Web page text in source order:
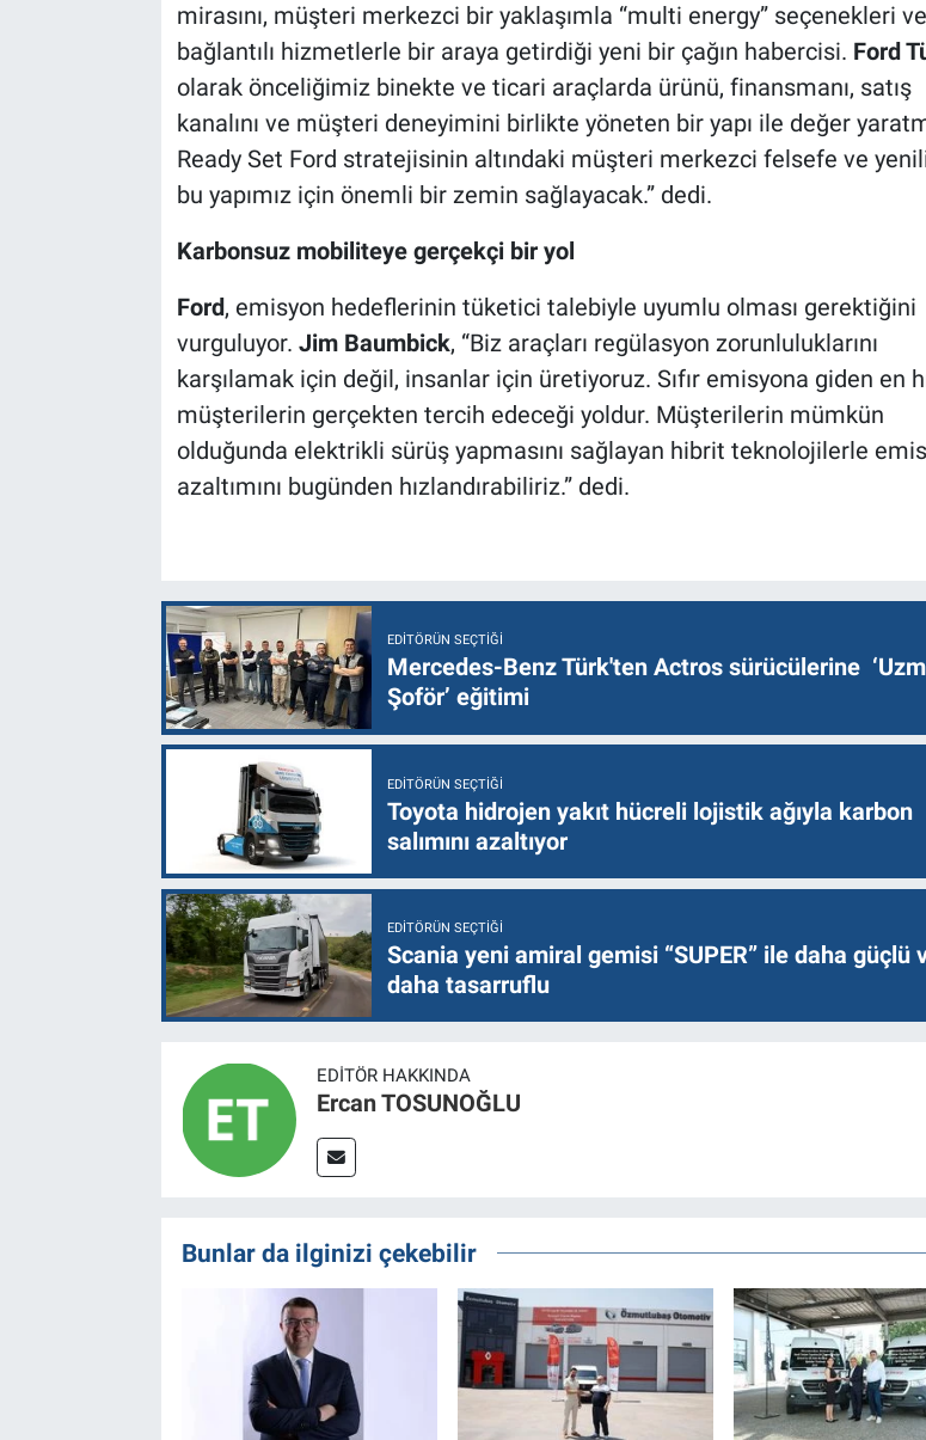
mirasını, müşteri merkezci bir yaklaşımla “multi energy” seçenekleri
bağlantılı hizmetlerle bir araya getirdiği yeni bir çağın habercisi. Ford
olarak önceliğimiz binekte ve ticari araçlarda ürünü, finansmanı, satış
kanalını ve müşteri deneyimini birlikte yöneten bir yapı ile değer
Ready Set Ford stratejisinin altındaki müşteri merkezci felsefe ve
bu yapımız için önemli bir zemin sağlayacak.” dedi.
Karbonsuz mobiliteye gerçekçi bir yol
Ford, emisyon hedeflerinin tüketici talebiyle uyumlu olması gerektiğini
vurguluyor. Jim Baumbick, “Biz araçları regülasyon zorunluluklarını
karşılamak için değil, insanlar için üretiyoruz. Sıfır emisyona giden en
müşterilerin gerçekten tercih edeceği yoldur. Müşterilerin mümkün
olduğunda elektrikli sürüş yapmasını sağlayan hibrit teknolojilerle
azaltımını bugünden hızlandırabiliriz.” dedi.
EDITÖRÜN SEÇTIĞI
Mercedes-Benz Türk'ten Actros sürücülerine
Şoför’ eğitimi
EDITÖRÜN SEÇTIĞI
Toyota hidrojen yakıt hücreli lojistik ağıyla karbon
salımını azaltıyor
EDITÖRÜN SEÇTIĞI
Scania yeni amiral gemisi “SUPER” ile daha güçlü
daha tasarruflu
EDITÖR HAKKINDA
Ercan TOSUNOĞLU
Bunlar da ilginizi çekebilir